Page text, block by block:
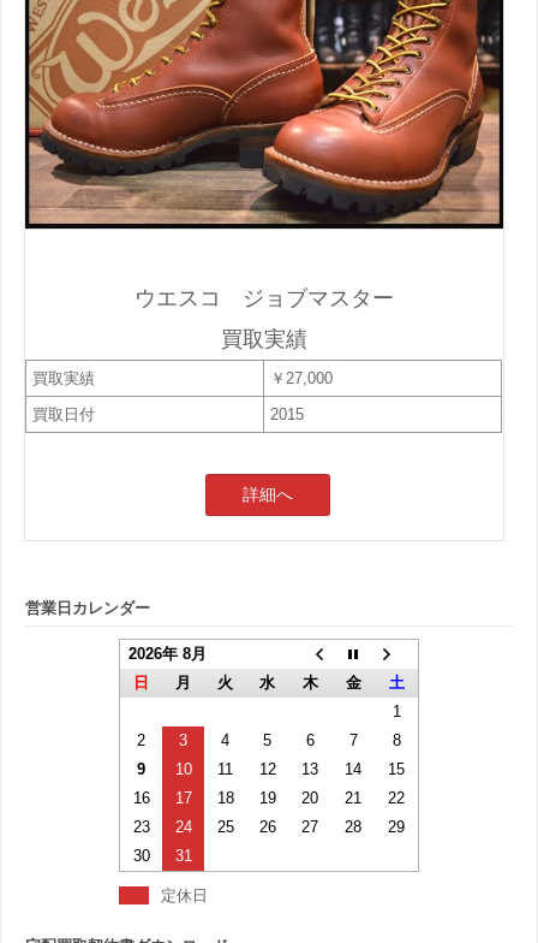
ウエスコ ジョブマスター
買取実績
買取実績
￥27,000
買取日付
2015
詳細へ
営業日カレンダー
2026年 8月
日
月 火 水 木 金
土
1
2
3 4 5 6 7
8
9
10 11 12 13 14
15
16
17 18 19 20 21
22
23
24 25 26 27 28
29
30
31
定休日